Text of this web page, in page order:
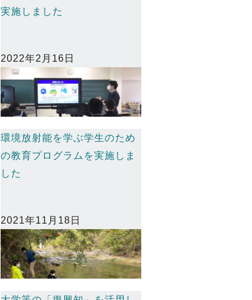
実施しました
2022年2月16日
環境放射能を学ぶ学生のため
の教育プログラムを実施しま
した
2021年11月18日